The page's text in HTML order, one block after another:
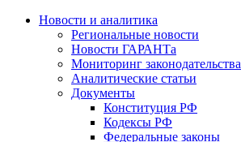
Новости и аналитика
Региональные новости
Новости ГАРАНТа
Мониторинг законодательства
Аналитические статьи
Документы
Конституция РФ
Кодексы РФ
Федеральные законы